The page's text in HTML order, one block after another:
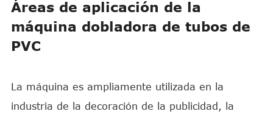
Áreas de aplicación de la
máquina dobladora de tubos de
PVC
La máquina es ampliamente utilizada en la
industria de la decoración de la publicidad, la